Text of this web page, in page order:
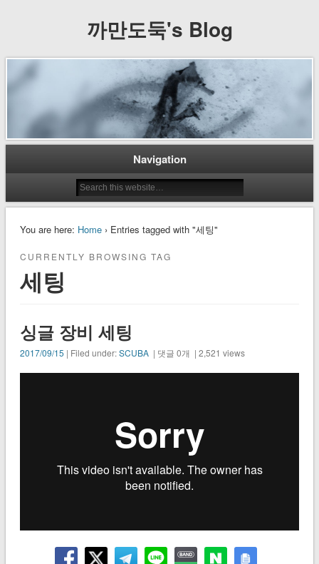
까만도둑's Blog
Navigation
You are here: Home› Entries tagged with "세팅"
CURRENTLY BROWSING TAG
세팅
싱글 장비 세팅
2017/09/15 | Filed under:SCUBA| 댓글 0개 | 2,521 views